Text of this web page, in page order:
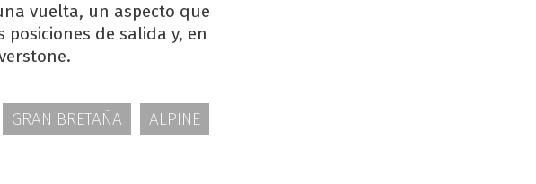
vuelta, un aspecto que
de salida y, en
GRAN BRETAÑA ALPINE